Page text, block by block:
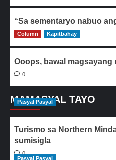
“Sa sementaryo nabuo
0
Column Kapitbahay
Ooops, bawal magsayang
0
MAMASYAL TAYO
Pasyal Pasyal
Turismo sa Northern
sumisigla
0
Pasyal Pasyal